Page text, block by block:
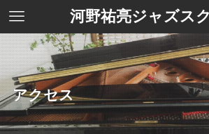
河野祐亮ジャズス
アクセス